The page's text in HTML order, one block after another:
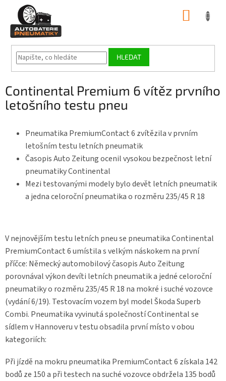
obsah
HLEDAT
Continental Premium 6 vítěz prvního
letošního testu pneu
Pneumatika PremiumContact 6 zvítězila v prvním
letošním testu letních pneumatik
Časopis Auto Zeitung ocenil vysokou bezpečnost letní
pneumatiky Continental
Mezi testovanými modely bylo devět letních pneumatik
a jedna celoroční pneumatika o rozměru 235/45 R 18
V nejnovějším testu letních pneu se pneumatika Continental
PremiumContact 6 umístila s velkým náskokem na první
příčce: Německý automobilový časopis Auto Zeitung
porovnával výkon devíti letních pneumatik a jedné celoroční
pneumatiky o rozměru 235/45 R 18 na mokré i suché vozovce
(vydání 6/19). Testovacím vozem byl model Škoda Superb
Combi. Pneumatika vyvinutá společností Continental se
sídlem v Hannoveru v testu obsadila první místo v obou
kategoriích:
Při jízdě na mokru pneumatika PremiumContact 6 získala 142
bodů ze 150 a při testech na suché vozovce obdržela 135 bodů